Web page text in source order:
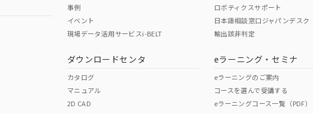
O
事例
イベント
現場データ活用サービスi-BELT
ダウンロードセンタ
カタログ
マニュアル
2D CAD
ロボティクスサポート
日本語相談窓口ジャパンデスク
輸出該非判定
eラーニング・セミナ
eラーニングのご案内
コースを選んで受講する
eラーニングコース一覧（PDF）